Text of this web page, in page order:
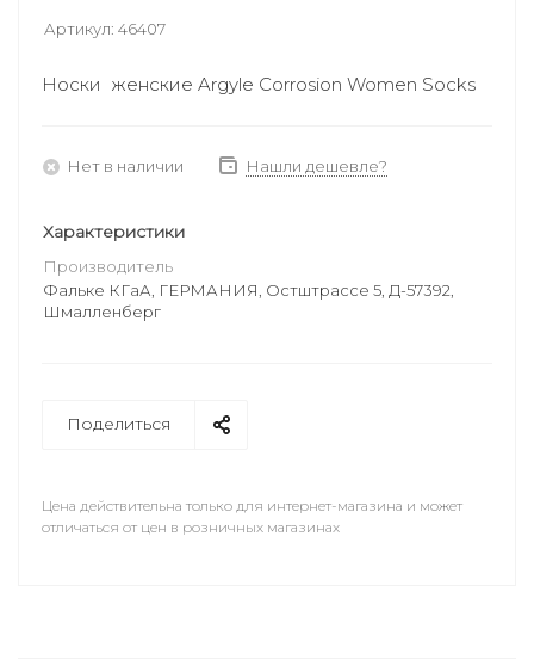
Артикул: 46407
Носки женские Argyle Corrosion Women Socks
Нет в наличии Нашли дешевле?
Характеристики
Производитель
Фальке КГаА, ГЕРМАНИЯ, Остштрассе 5, Д-57392,
Шмалленберг
Поделиться
Цена действительна только для интернет-магазина и может
отличаться от цен в розничных магазинах